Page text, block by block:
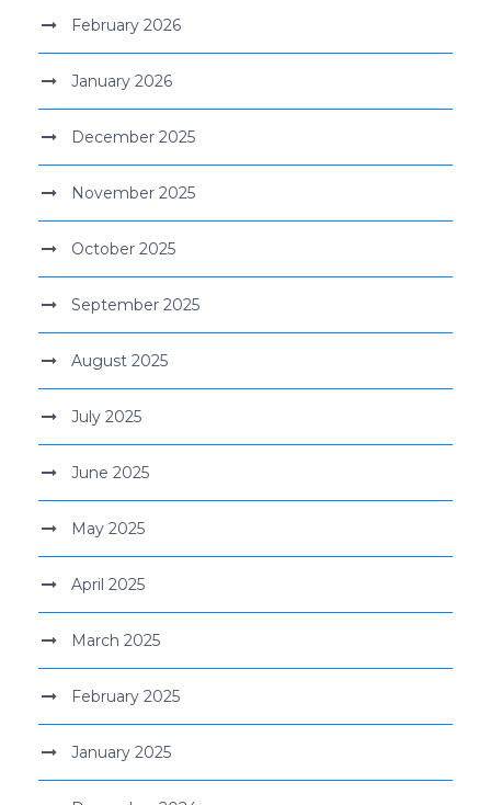
February 2026
January 2026
December 2025
November 2025
October 2025
September 2025
August 2025
July 2025
June 2025
May 2025
April 2025
March 2025
February 2025
January 2025